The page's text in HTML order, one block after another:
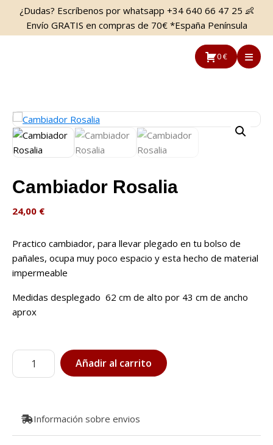
Saltar
contenido
Saltar
la
¿Dudas? Escríbenos por whatsapp +34 640 66 47 25 👶
Envío GRATIS en compras de 70€ *España Península
0 €
Cambiador Rosalia
24,00 €
Practico cambiador, para llevar plegado en tu bolso de
pañales, ocupa muy poco espacio y esta hecho de material
impermeable
Medidas desplegado 62 cm de alto por 43 cm de ancho
aprox
Cambiador
Rosalia
Añadir al carrito
Información sobre envios